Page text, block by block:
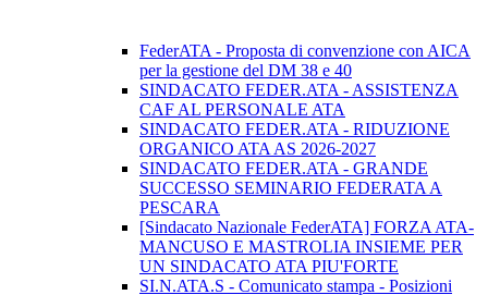
FederATA - Proposta di convenzione con AICA
per la gestione del DM 38 e 40
SINDACATO FEDER.ATA - ASSISTENZA
CAF AL PERSONALE ATA
SINDACATO FEDER.ATA - RIDUZIONE
ORGANICO ATA AS 2026-2027
SINDACATO FEDER.ATA - GRANDE
SUCCESSO SEMINARIO FEDERATA A
PESCARA
[Sindacato Nazionale FederATA] FORZA ATA-
MANCUSO E MASTROLIA INSIEME PER
UN SINDACATO ATA PIU'FORTE
SI.N.ATA.S - Comunicato stampa - Posizioni